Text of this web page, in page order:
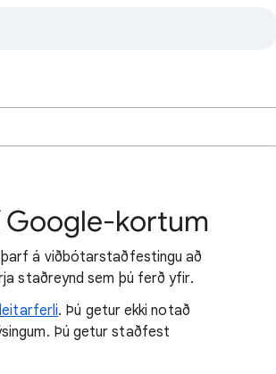
Google-kortum
á viðbótarstaðfestingu að
staðreynd sem þú ferð yfir.
leitarferli. Þú getur ekki notað
Þú getur staðfest